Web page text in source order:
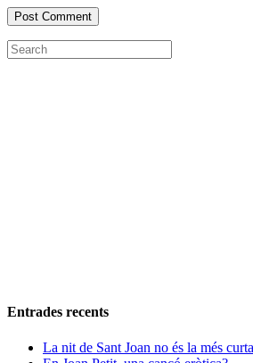
Entrades recents
La nit de Sant Joan no és la més